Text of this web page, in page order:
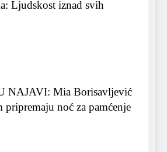
Ljudskost iznad svih
NAJAVI: Mia Borisavljević
noć za pamćenje